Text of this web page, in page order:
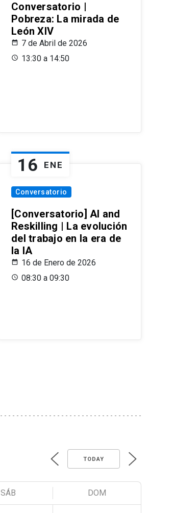
Conversatorio |
Pobreza: La mirada de
León XIV
7 de Abril de 2026
13:30 a 14:50
16 ENE
Conversatorio
[Conversatorio] AI and
Reskilling | La evolución
del trabajo en la era de
la IA
16 de Enero de 2026
08:30 a 09:30
TODAY
SÁB DOM